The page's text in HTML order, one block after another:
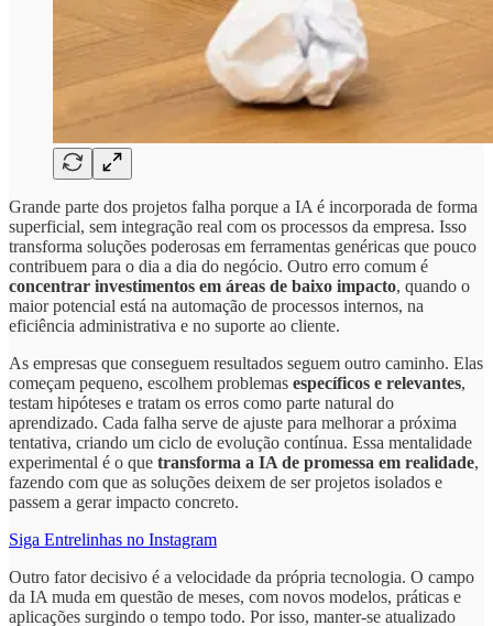
Grande parte dos projetos falha porque a IA é incorporada de forma
superficial, sem integração real com os processos da empresa. Isso
transforma soluções poderosas em ferramentas genéricas que pouco
contribuem para o dia a dia do negócio. Outro erro comum é
concentrar investimentos em áreas de baixo impacto, quando o
maior potencial está na automação de processos internos, na
eficiência administrativa e no suporte ao cliente.
As empresas que conseguem resultados seguem outro caminho. Elas
começam pequeno, escolhem problemas específicos e relevantes,
testam hipóteses e tratam os erros como parte natural do
aprendizado. Cada falha serve de ajuste para melhorar a próxima
tentativa, criando um ciclo de evolução contínua. Essa mentalidade
experimental é o que transforma a IA de promessa em realidade,
fazendo com que as soluções deixem de ser projetos isolados e
passem a gerar impacto concreto.
Siga Entrelinhas no Instagram
Outro fator decisivo é a velocidade da própria tecnologia. O campo
da IA muda em questão de meses, com novos modelos, práticas e
aplicações surgindo o tempo todo. Por isso, manter-se atualizado